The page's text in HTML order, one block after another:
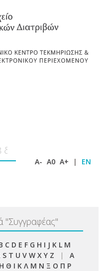
A- A0 A+ | EN
"Συγγραφέας"
C D E F G H I J K L M
S T U V W X Y Z | Α
Η Θ Ι Κ Λ Μ Ν Ξ Ο Π Ρ